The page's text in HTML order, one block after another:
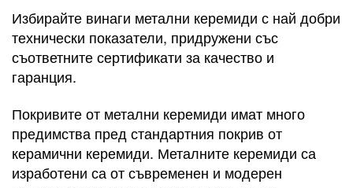
Избирайте винаги метални керемиди с най добри
технически показатели, придружени със
съответните сертификати за качество и
гаранция.
Покривите от метални керемиди имат много
предимства пред стандартния покрив от
керамични керемиди. Металните керемиди са
изработени са от съвременен и модерен